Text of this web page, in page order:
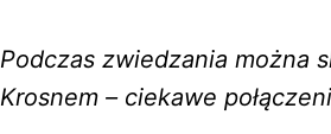
Podczas zwiedzania można
Krosnem – ciekawe